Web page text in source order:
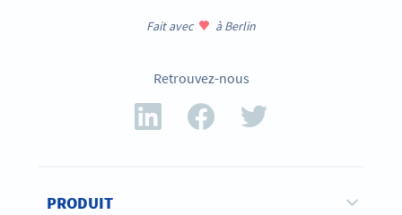
Fait avec à Berlin
Retrouvez-nous
PRODUIT